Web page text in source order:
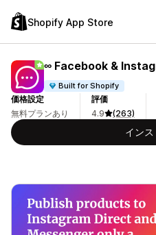
Shopify App Store
∞ Facebook &
Built for Shopify
価格設定
無料プランあり
評価
4.9
(263)
イン